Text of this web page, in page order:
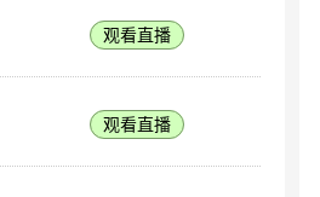
观看直播
观看直播